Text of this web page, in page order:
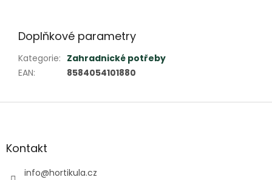
Doplňkové parametry
Kategorie: Zahradnické potřeby
EAN: 8584054101880
Z
aKontakt
info@hortikula.cz